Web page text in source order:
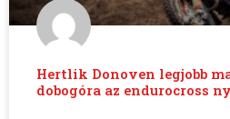
Hertlik Donoven legjobb
dobogóra az endurocross